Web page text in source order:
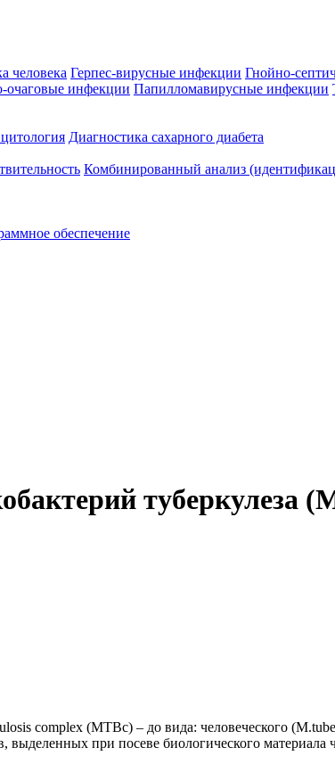
человека Герпес-вирусные инфекции Гнойно-
очаговые инфекции Папилломавирусные инфекции
Диагностика сахарного диабета
Комбинированный анализ
обеспечение
туберкулеза
complex (MTВс) – до вида: человеческого
при посеве биологического